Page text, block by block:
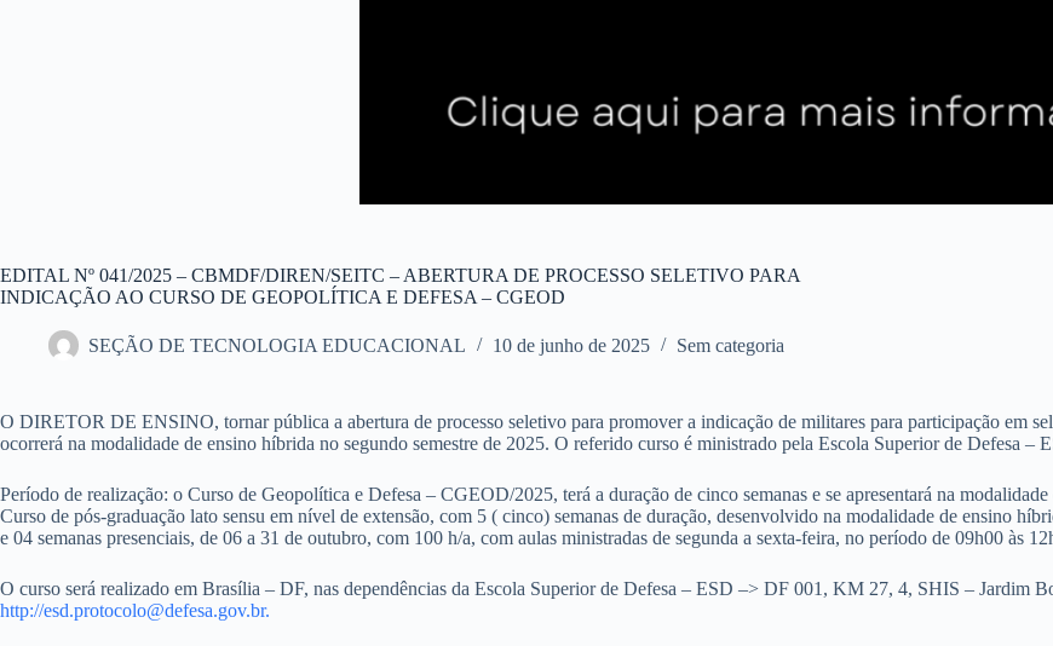
EDITAL Nº 041/2025 – CBMDF/DIREN/SEITC – ABERTURA DE PROCESSO SELETIVO PARA
INDICAÇÃO AO CURSO DE GEOPOLÍTICA E DEFESA – CGEOD
SEÇÃO DE TECNOLOGIA EDUCACIONAL 10 de junho de 2025 Sem categoria
O DIRETOR DE ENSINO, tornar pública a abertura de processo seletivo para promover a indicação de militares para participação em
ocorrerá na modalidade de ensino híbrida no segundo semestre de 2025. O referido curso é ministrado pela Escola Superior de Defesa –
Período de realização: o Curso de Geopolítica e Defesa – CGEOD/2025, terá a duração de cinco semanas e se apresentará na
Curso de pós-graduação lato sensu em nível de extensão, com 5 ( cinco) semanas de duração, desenvolvido na modalidade de ensino
e 04 semanas presenciais, de 06 a 31 de outubro, com 100 h/a, com aulas ministradas de segunda a sexta-feira, no período de 09h00 às
O curso será realizado em Brasília – DF, nas dependências da Escola Superior de Defesa – ESD –> DF 001, KM 27, 4, SHIS – Jardim
http://esd.protocolo@defesa.gov.br.